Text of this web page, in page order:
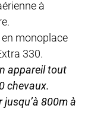
à
monoplace
330.
appareil tout
chevaux.
800m à